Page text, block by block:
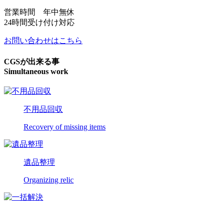
営業時間 年中無休
24時間受け付け対応
お問い合わせはこちら
CGSが出来る事
Simultaneous work
不用品回収
Recovery of missing items
遺品整理
Organizing relic